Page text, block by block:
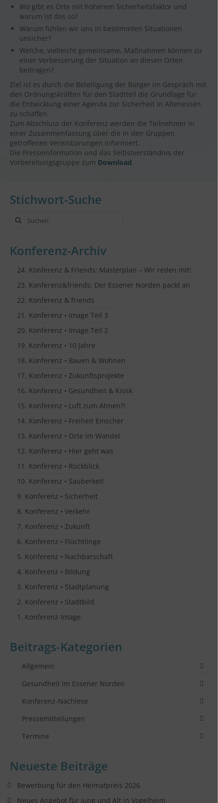
Wo gibt es Orte mit höherem Sicherheitsfaktor und
warum ist das so?
Warum fühlen wir uns in bestimmten Situationen
unsicher?
Welche, vielleicht gemeinsame, Maßnahmen können zu
einer Verbesserung der Situation an diesen Orten
beitragen?
Ziel ist es durch die Beteiligung der Bürger im Gespräch mit
den Ordnungskräften für den Stadtteil die Grundlage für
die Entwicklung einer Agenda zur Sicherheit in Altenessen
zu schaffen.
Zum Abschluss der Konferenz werden die Teilnehmer in
einer Zusammenfassung über die in den Gruppen
getroffenen Vereinbarungen informiert.
Die Presseinformation und das Selbstverständnis der
Vorbereitungsgruppe zum Download.
Stichwort-Suche
Suche
nach:
Konferenz-Archiv
24. Konferenz & Friends: Masterplan – Wir reden mit!
23. Konferenz&friends: Der Essener Norden packt an
22. Konferenz & friends
21. Konferenz • Image Teil 3
20. Konferenz • Image Teil 2
19. Konferenz • 10 Jahre
18. Konferenz • Bauen & Wohnen
17. Konferenz • Zukunftsprojekte
16. Konferenz • Gesundheit & Kiosk
15. Konferenz • Luft zum Atmen?!
14. Konferenz • Freiheit Emscher
13. Konferenz • Orte im Wandel
12. Konferenz • Hier geht was
11. Konferenz • Rückblick
10. Konferenz • Sauberkeit
9. Konferenz • Sicherheit
8. Konferenz • Verkehr
7. Konferenz • Zukunft
6. Konferenz • Flüchtlinge
5. Konferenz • Nachbarschaft
4. Konferenz • Bildung
3. Konferenz • Stadtplanung
2. Konferenz • Stadtbild
1. Konferenz-Image
Beitrags-Kategorien
Allgemein
Gesundheit im Essener Norden
Konferenz-Nachlese
Pressemitteilungen
Termine
Neueste Beiträge
Bewerbung für den Heimatpreis 2026
Neues Angebot für Jung und Alt in Vogelheim